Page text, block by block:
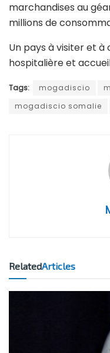
marchandises au
millions de
Un pays à visiter et
hospitalière et
Tags: mogadiscio
mogadiscio somalie
RelatedArticles